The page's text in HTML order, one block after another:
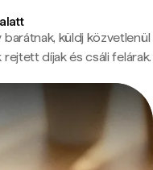
küldj közvetlenül
díjak és csáli felárak.